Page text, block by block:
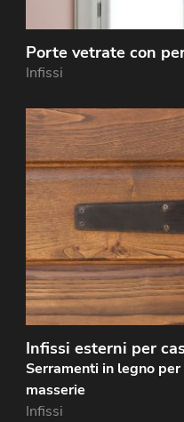
Porte vetrate con
Infissi
Infissi esterni per
Serramenti in legno
masserie
Infissi